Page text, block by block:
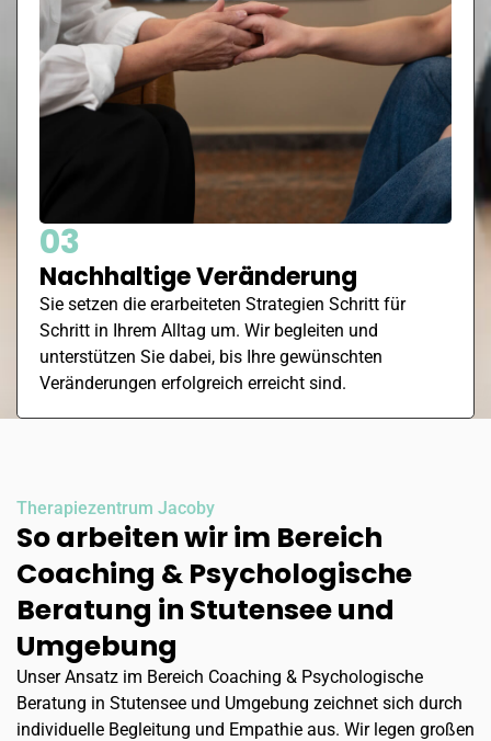
03
Nachhaltige Veränderung
Sie setzen die erarbeiteten Strategien Schritt für
Schritt in Ihrem Alltag um. Wir begleiten und
unterstützen Sie dabei, bis Ihre gewünschten
Veränderungen erfolgreich erreicht sind.
Therapiezentrum Jacoby
So arbeiten wir im Bereich
Coaching & Psychologische
Beratung in Stutensee und
Umgebung
Unser Ansatz im Bereich Coaching & Psychologische
Beratung in Stutensee und Umgebung zeichnet sich durch
individuelle Begleitung und Empathie aus. Wir legen großen